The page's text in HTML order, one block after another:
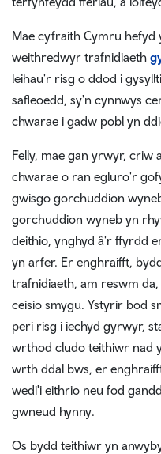
Mae cyfraith Cymru hefyd
weithredwyr trafnidiaeth
leihau'r risg o ddod i
safleoedd, sy'n cynnwys
chwarae i gadw pobl yn
Felly, mae gan yrwyr, criw
chwarae o ran egluro'r
gwisgo gorchuddion
gorchuddion wyneb yn
deithio, ynghyd â'r ffyrdd
yn arfer. Er enghraifft,
trafnidiaeth, am reswm
ceisio smygu. Ystyrir bod
peri risg i iechyd gyrwyr,
wrthod cludo teithiwr nad
wrth ddal bws, er
wedi'i eithrio neu fod
gwneud hynny.
Os bydd teithiwr yn